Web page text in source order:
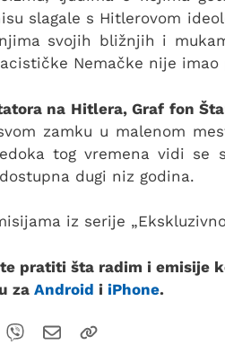
slagale s Hitlerovom
svojih bližnjih i
Nemačke nije
na Hitlera, Graf fon
zamku u malenom
tog vremena vidi se
dugi niz godina.
iz serije
pratiti šta radim i emisije
za Android i iPhone.